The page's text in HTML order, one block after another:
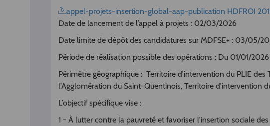
appel-projets-insertion-global-aap-publication HDFROI
Date de lancement de l’appel à projets : 02/03/2026
Date limite de dépôt des candidatures sur MDFSE+ : 03/05/
Période de réalisation possible des opérations : Du 01/01/
Périmètre géographique : Territoire d'intervention du PLIE des
l'Agglomération du Saint-Quentinois, Territoire d'intervention
L’objectif spécifique vise :
1 - À lutter contre la pauvreté et favoriser l'insertion sociale